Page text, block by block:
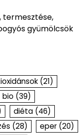
termesztése,
gyümölcsök
(21)
bio (39)
diéta (46)
(28) eper (20)